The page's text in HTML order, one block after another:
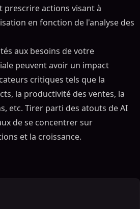
prescrire actions visant à
en fonction de l'analyse des
aux besoins de votre
peuvent avoir un impact
critiques tels que la
la productivité des ventes, la
etc. Tirer parti des atouts de AI
de se concentrer sur
et la croissance.